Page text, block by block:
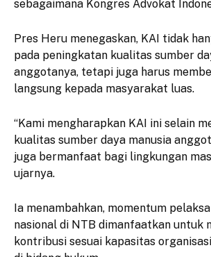
sebagaimana Kongres Advokat
Pres Heru menegaskan, KAI tidak
pada peningkatan kualitas sumber
anggotanya, tetapi juga harus
langsung kepada masyarakat luas.
“Kami mengharapkan KAI ini selain
kualitas sumber daya manusia
juga bermanfaat bagi lingkungan
ujarnya.
Ia menambahkan, momentum
nasional di NTB dimanfaatkan untuk
kontribusi sesuai kapasitas